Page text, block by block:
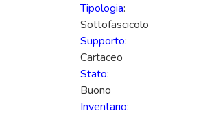
Tipologia:
Sottofascicolo
Supporto:
Cartaceo
Stato:
Buono
Inventario: